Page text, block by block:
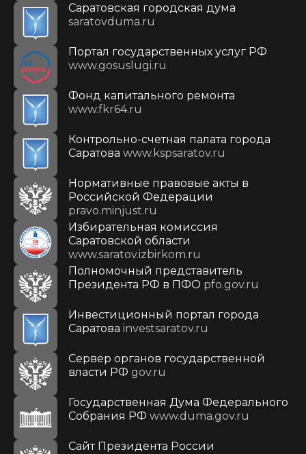
Саратовская городская дума
saratovduma.ru
Портал государственных услуг РФ
www.gosuslugi.ru
Фонд капитального ремонта
www.fkr64.ru
Контрольно-счетная палата города
Саратова www.kspsaratov.ru
Нормативные правовые акты в
Российской Федерации
pravo.minjust.ru
Избирательная комиссия
Саратовской области
www.saratov.izbirkom.ru
Полномочный представитель
Президента РФ в ПФО pfo.gov.ru
Инвестиционный портал города
Саратова investsaratov.ru
Сервер органов государственной
власти РФ gov.ru
Государственная Дума Федерального
Собрания РФ www.duma.gov.ru
Cайт Президента России